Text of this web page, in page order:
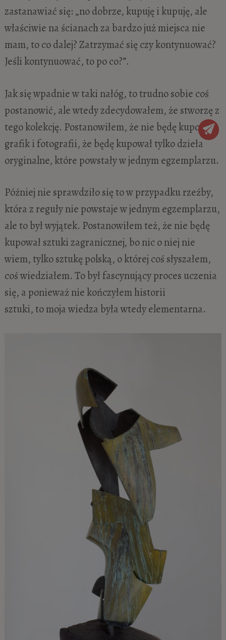
zastanawiać się: „no dobrze, kupuję i kupuję, ale
właściwie na ścianach za bardzo już miejsca nie
mam, to co dalej? Zatrzymać się czy kontynuować?
Jeśli kontynuować, to po co?”.
Jak się wpadnie w taki nałóg, to trudno sobie coś
postanowić, ale wtedy zdecydowałem, że stworzę z
tego kolekcję. Postanowiłem, że nie będę kupował
grafik i fotografii, że będę kupował tylko dzieła
oryginalne, które powstały w jednym egzemplarzu.
Później nie sprawdziło się to w przypadku rzeźby,
która z reguły nie powstaje w jednym egzemplarzu,
ale to był wyjątek. Postanowiłem też, że nie będę
kupował sztuki zagranicznej, bo nic o niej nie
wiem, tylko sztukę polską, o której coś słyszałem,
coś wiedziałem. To był fascynujący proces uczenia
się, a ponieważ nie kończyłem historii
sztuki, to moja wiedza była wtedy elementarna.